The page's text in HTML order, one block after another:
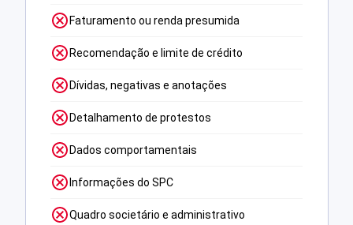
Faturamento ou renda presumida
Recomendação e limite de crédito
Dívidas, negativas e anotações
Detalhamento de protestos
Dados comportamentais
Informações do SPC
Quadro societário e administrativo